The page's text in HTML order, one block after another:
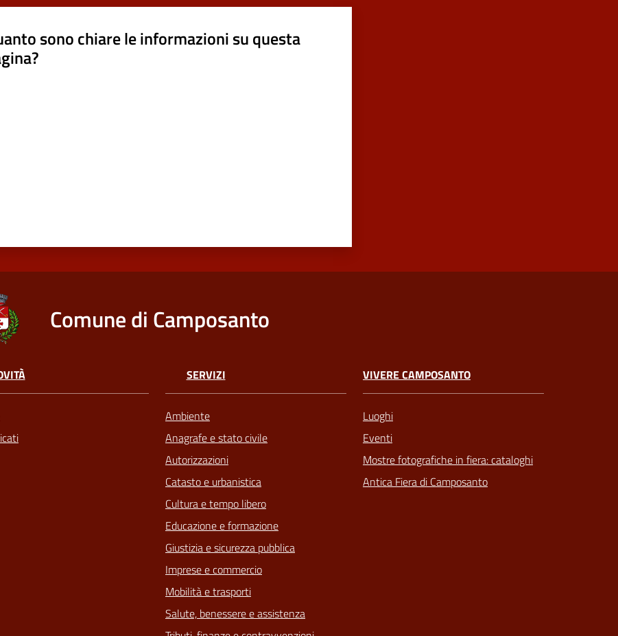
sono chiare le informazioni su questa
Comune di Camposanto
SERVIZI
Ambiente
Anagrafe e stato civile
Autorizzazioni
Catasto e urbanistica
Cultura e tempo libero
Educazione e formazione
Giustizia e sicurezza pubblica
Imprese e commercio
Mobilità e trasporti
Salute, benessere e assistenza
VIVERE CAMPOSANTO
Luoghi
Eventi
Mostre fotografiche in fiera: cataloghi
Antica Fiera di Camposanto